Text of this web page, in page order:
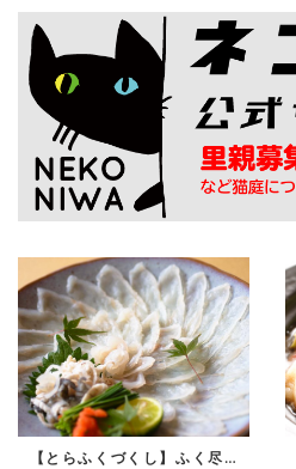
【とらふくづくし】ふく尽くしの本格コース『福ふく会席』